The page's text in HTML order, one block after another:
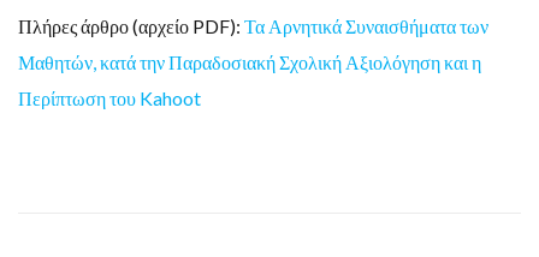
Πλήρες άρθρο (αρχείο PDF): Τα Αρνητικά Συναισθήματα των
Μαθητών, κατά την Παραδοσιακή Σχολική Αξιολόγηση και η
Περίπτωση του Kahoot